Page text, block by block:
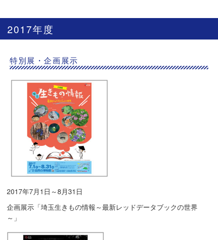
2017年度
特別展・企画展示
2017年7月1日～8月31日
企画展示「埼玉生きもの情報～最新レッドデータブックの世界
～」